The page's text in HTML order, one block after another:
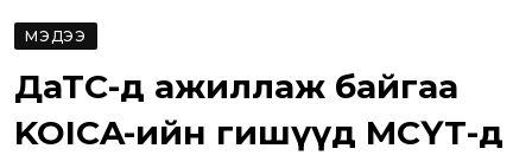
МЭДЭЭ
ДаТС-д ажиллаж байгаа
KOICA-ийн гишүүд МСҮТ-д